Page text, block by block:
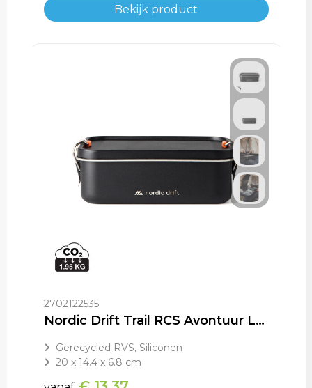
Bekijk product
2702122535
Nordic Drift Trail RCS Avontuur Lunchbox 1200ML
Gerecycled RVS, Siliconen
20 x 14.4 x 6.8 cm